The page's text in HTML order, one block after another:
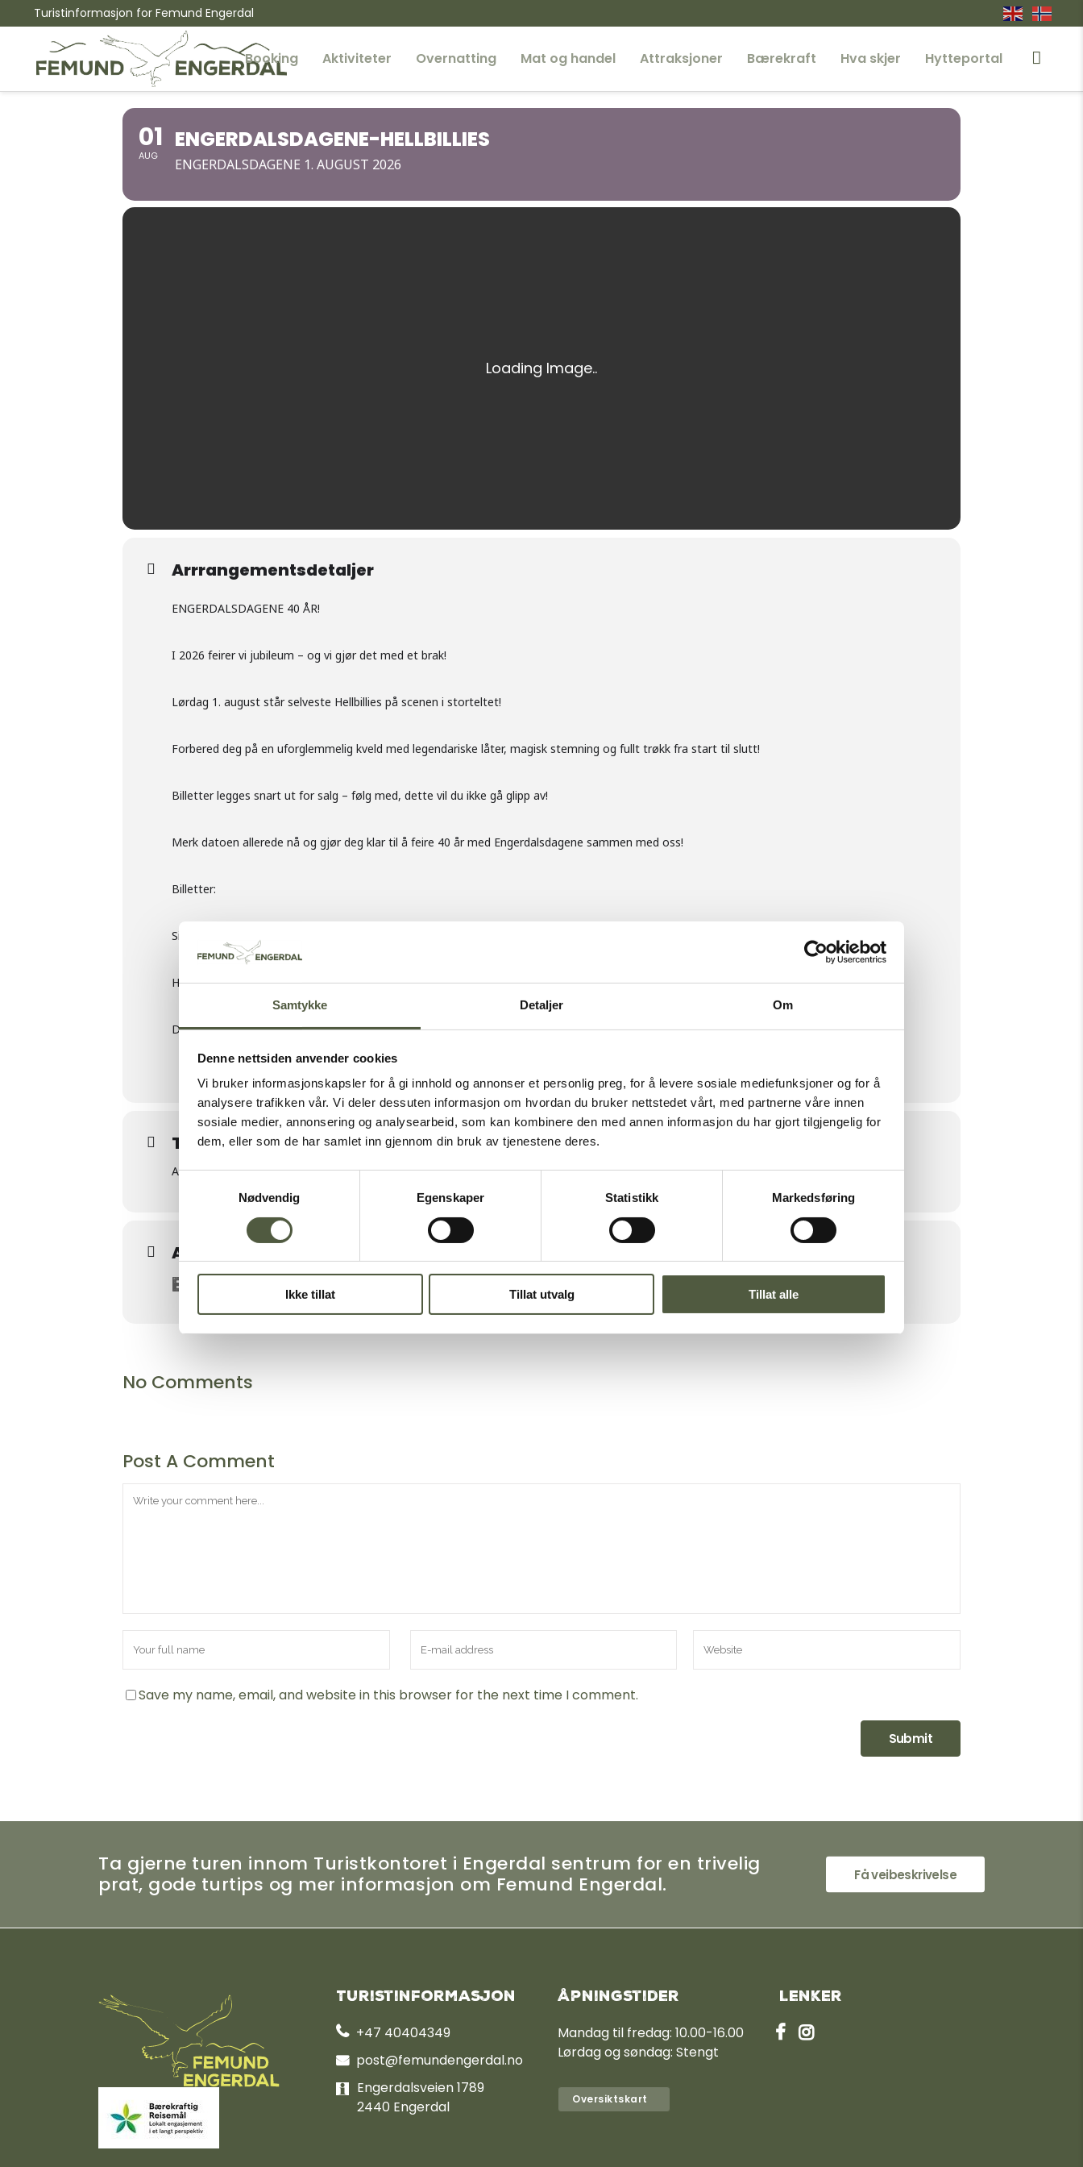
Samtykke Detaljer Om
Denne nettsiden anvender cookies
Vi bruker informasjonskapsler for å gi innhold og annonser et personlig preg, for å levere sosiale mediefunksjoner og for å
analysere trafikken vår. Vi deler dessuten informasjon om hvordan du bruker nettstedet vårt, med partnerne våre innen
sosiale medier, annonsering og analysearbeid, som kan kombinere den med annen informasjon du har gjort tilgjengelig for
dem, eller som de har samlet inn gjennom din bruk av tjenestene deres.
Samtykkevalg
Nødvendig
Egenskaper Statistikk Markedsføring
Ikke tillat Tillat utvalg Tillat alle
Turistinformasjon for Femund Engerdal
Booking Aktiviteter
Fiske
Kultur og arrangement
Isfiske
Overnatting Mat og handel Attraksjoner
Gutulia nasjonalpark
Bærekraft Hva skjer Hytteportal
01
AUG
ENGERDALSDAGENE-HELLBILLIES
ENGERDALSDAGENE 1. AUGUST 2026
Arrrangementsdetaljer
ENGERDALSDAGENE 40 ÅR!
I 2026 feirer vi jubileum – og vi gjør det med et brak!
Lørdag 1. august står selveste Hellbillies på scenen i storteltet!
Forbered deg på en uforglemmelig kveld med legendariske låter, magisk stemning og fullt trøkk fra start til slutt!
Billetter legges snart ut for salg – følg med, dette vil du ikke gå glipp av!
Merk datoen allerede nå og gjør deg klar til å feire 40 år med Engerdalsdagene sammen med oss!
Billetter:
Sikre deg billetter til Engerdalsdagene 2026 – en helg full av liv, latter og god musikk med:
HELLBILLIES – PLUMBO – AV OG TELL – WOODLAND – TRUBADUR/DJ MARIUS BARHAUGEN
Dette vil du ikke gå glipp av!
Tid
August 1, 2026 21:00 - 01:00
Sted
Storteltet- Engerdalsdagene -Engerdal sentrum
Arrangør
ENGERDALSDAGENE
No Comments
Post A Comment
Save my name, email, and website in this browser for the next time I comment.
Ta gjerne turen innom Turistkontoret i Engerdal sentrum for en trivelig
prat, gode turtips og mer informasjon om Femund Engerdal.
Få veibeskrivelse
Turistinformasjon
+47 40404349
post@femundengerdal.no
Engerdalsveien 1789
2440 Engerdal
Åpningstider
Mandag til fredag: 10.00-16.00
Lørdag og søndag: Stengt
Oversiktskart
Lenker